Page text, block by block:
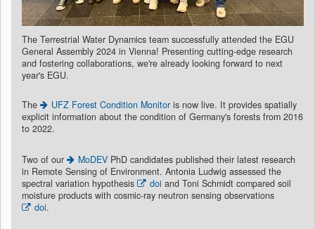
The Terrestrial Water Dynamics team successfully attended the EGU
General Assembly 2024 in Vienna! Presenting cutting-edge research
and fostering collaborations, we're already looking forward to next
year's EGU.
The UFZ Forest Condition Monitor is now live. It provides spatially
explicit information about the condition of Germany's forests from 2016
to 2022.
Two of our MoDEV PhD candidates published their latest research
in Remote Sensing of Environment. Antonia Ludwig assessed the
spectral variation hypothesis
doi and Toni Schmidt compared soil
moisture products with cosmic-ray neutron sensing observations
doi.